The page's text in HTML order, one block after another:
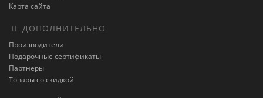
Карта сайта
ДОПОЛНИТЕЛЬНО
Производители
Подарочные сертификаты
Партнёры
Товары со скидкой